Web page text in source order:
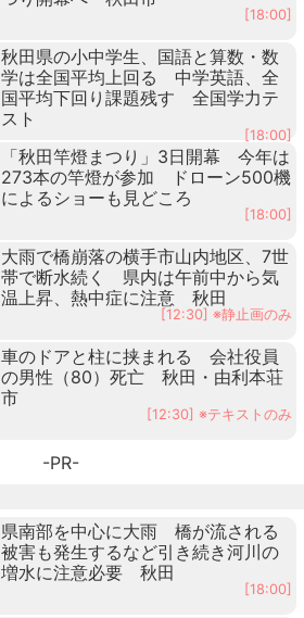
[18:00]
秋田県の小中学生、国語と算数・数
学は全国平均上回る 中学英語、全
国平均下回り課題残す 全国学力テ
スト
[18:00]
「秋田竿燈まつり」3日開幕 今年は
273本の竿燈が参加 ドローン500機
によるショーも見どころ
[18:00]
大雨で橋崩落の横手市山内地区、7世
帯で断水続く 県内は午前中から気
温上昇、熱中症に注意 秋田
[12:30] ※静止画のみ
車のドアと柱に挟まれる 会社役員
の男性（80）死亡 秋田・由利本荘
市
[12:30] ※テキストのみ
-PR-
県南部を中心に大雨 橋が流される
被害も発生するなど引き続き河川の
増水に注意必要 秋田
[18:00]